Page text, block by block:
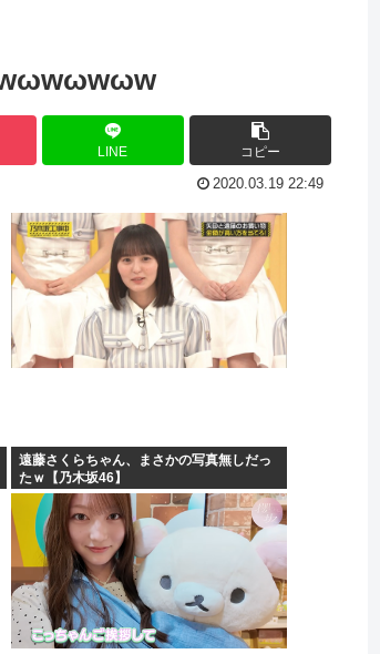
割とマジで年収400以下の人
「ムクゲェジ漫画」ガチでリア
【原爆の日】へいわをかえせ
みい山、あんだけ騒ぎになっ
週刊少年ジャンプ、発行部数
日本人「うちの犬、たまたま
【画像】広島市長のスピーチ
【雑誌】かつて650万部を誇っ
かのかりとかいう誰が見てるの
海外「全部日本の真似だった
海外「まるでトランプ」FIFA
7時間かけて描いたHな糸会がこ
Win95開発者「日本でITが3K
LINE コピー
2020.03.19 22:49
遠藤さくらちゃん、まさかの写真無しだっ
たｗ【乃木坂46】